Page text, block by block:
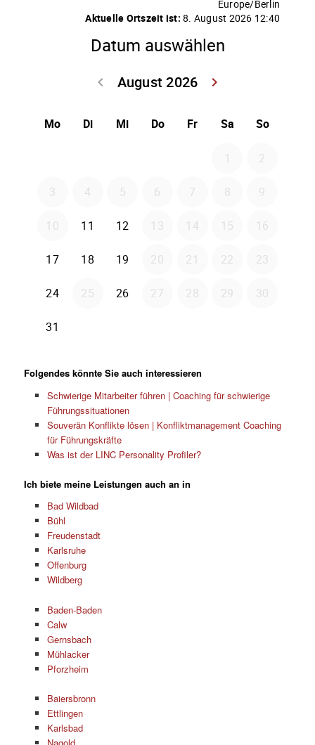
Folgendes könnte Sie auch interessieren
Schwierige Mitarbeiter führen | Coaching für schwierige
Führungssituationen
Souverän Konflikte lösen | Konfliktmanagement Coaching
für Führungskräfte
Was ist der LINC Personality Profiler?
Ich biete meine Leistungen auch an in
Bad Wildbad
Bühl
Freudenstadt
Karlsruhe
Offenburg
Wildberg
Baden-Baden
Calw
Gernsbach
Mühlacker
Pforzheim
Baiersbronn
Ettlingen
Karlsbad